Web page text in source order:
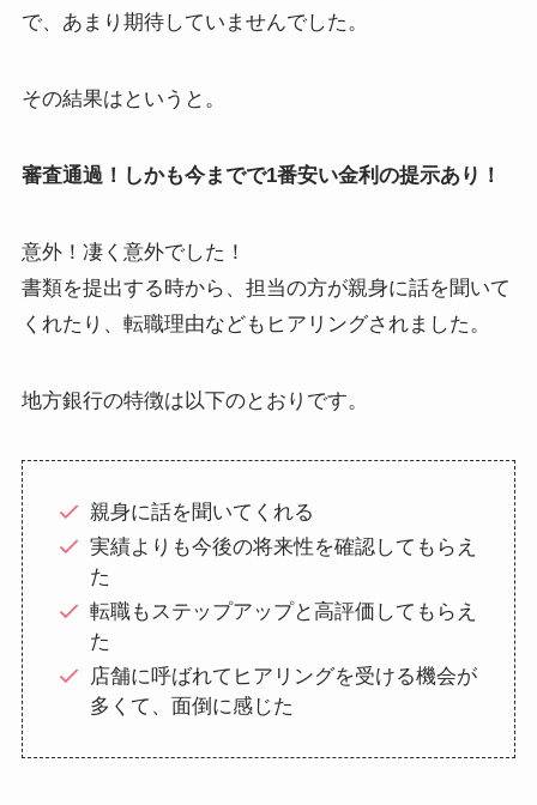
で、あまり期待していませんでした。
その結果はというと。
審査通過！しかも今までで1番安い金利の提示あり！
意外！凄く意外でした！
書類を提出する時から、担当の方が親身に話を聞いて
くれたり 、転職理由などもヒアリングされました。
地方銀行の特徴は以下のとおりです。
親身に話を聞いてくれる
実績よりも今後の将来性を確認してもらえ
た
転職もステップアップと高評価してもらえ
た
店舗に呼ばれてヒアリングを受ける機会が
多くて、面倒に感じた